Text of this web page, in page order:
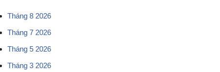
Tháng 8 2026
Tháng 7 2026
Tháng 5 2026
Tháng 3 2026